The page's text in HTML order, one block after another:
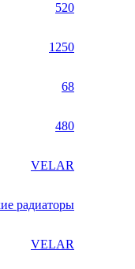
520
1250
68
480
VELAR
радиаторы
VELAR